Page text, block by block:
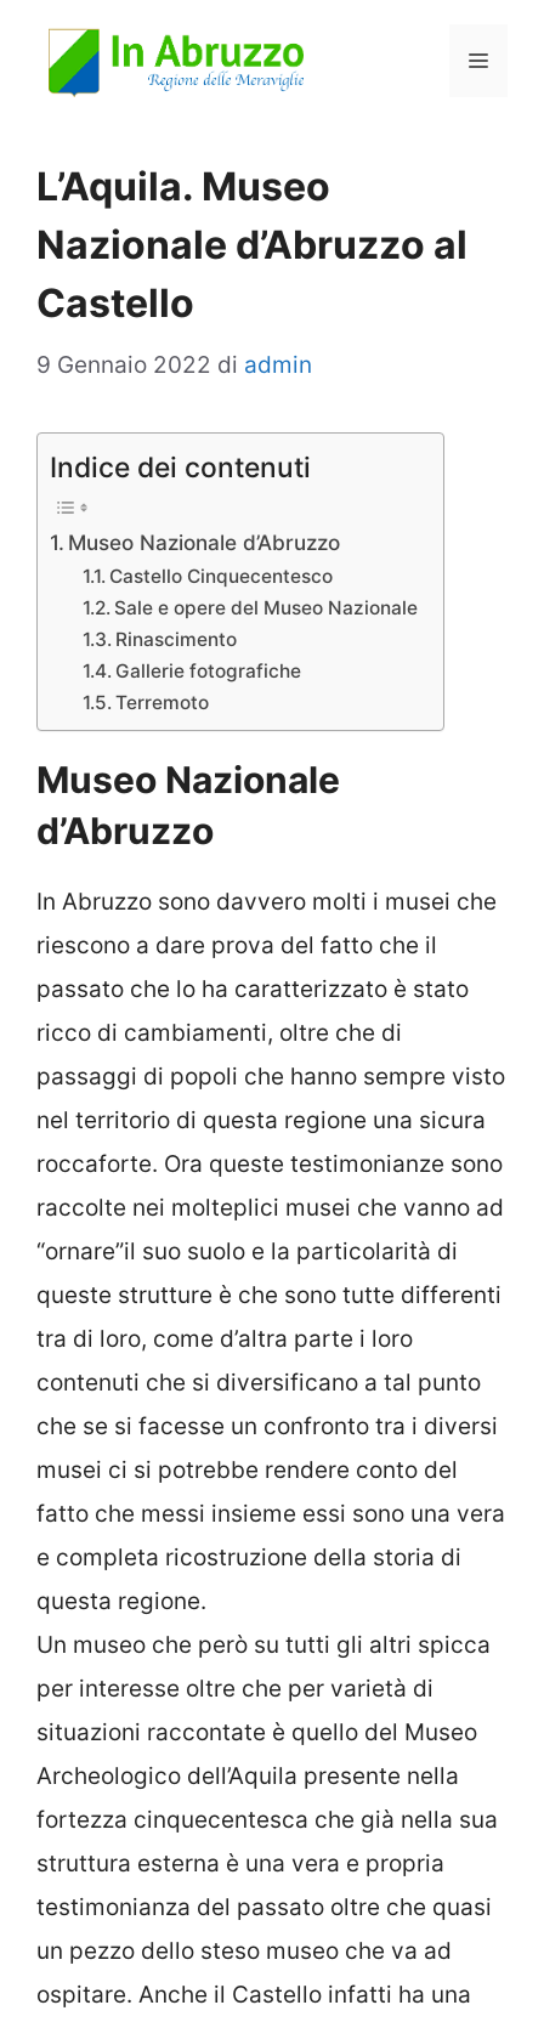
Menu
L’Aquila. Museo
Nazionale d’Abruzzo al
Castello
9 Gennaio 2022 di admin
Indice dei contenuti
Museo Nazionale d’Abruzzo
Castello Cinquecentesco
Sale e opere del Museo Nazionale
Rinascimento
Gallerie fotografiche
Terremoto
Museo Nazionale
d’Abruzzo
In Abruzzo sono davvero molti i musei che
riescono a dare prova del fatto che il
passato che lo ha caratterizzato è stato
ricco di cambiamenti, oltre che di
passaggi di popoli che hanno sempre visto
nel territorio di questa regione una sicura
roccaforte. Ora queste testimonianze sono
raccolte nei molteplici musei che vanno ad
“ornare”il suo suolo e la particolarità di
queste strutture è che sono tutte differenti
tra di loro, come d’altra parte i loro
contenuti che si diversificano a tal punto
che se si facesse un confronto tra i diversi
musei ci si potrebbe rendere conto del
fatto che messi insieme essi sono una vera
e completa ricostruzione della storia di
questa regione.
Un museo che però su tutti gli altri spicca
per interesse oltre che per varietà di
situazioni raccontate è quello del Museo
Archeologico dell’Aquila presente nella
fortezza cinquecentesca che già nella sua
struttura esterna è una vera e propria
testimonianza del passato oltre che quasi
un pezzo dello steso museo che va ad
ospitare. Anche il Castello infatti ha una